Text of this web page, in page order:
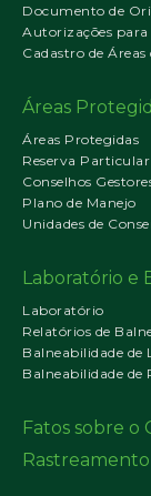
Documento de
Autorizações para
Cadastro de
Áreas
Áreas Protegidas
Reserva
Conselhos
Plano de Manejo
Unidades de
Laboratório e
Laboratório
Relatórios de
Balneabilidade de
Balneabilidade de
Fatos sobre o
Rastreamento